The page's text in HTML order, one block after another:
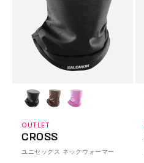
OUTLET
CROSS
ユニセックス ネックウォーマー